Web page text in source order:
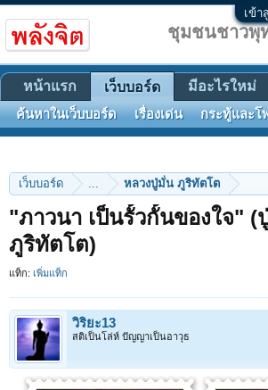
เข้า
เว็บบอร์ด ... หลวงปู่มั่น ภูริทัตโต
"ภาวนา เป็นรั้วกั้นของใจ" (
ภูริทัตโต)
แท็ก: เพิ่มแท็ก
วิริยะ13
สติเป็นโล่ห์ ปัญญาเป็นอาวุธ
ชุมชนชาวพุ
หน้าแรก เว็บบอร์ด
ค้นหาในเว็บบอร์ด เรื่องเด่น กระทู้และโ
มีอะไรใหม่